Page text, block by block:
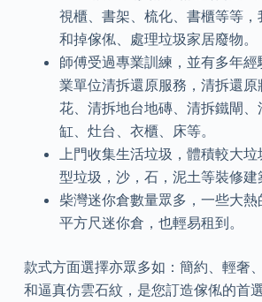
視櫃、書架、梳化、書櫃等等
和掉傢俬、處理垃圾家居廢物。
師傅受過專業訓練，並有多年
業單位清拆還原服務，清拆還
花、清拆地台地磚、清拆鐵閘
缸、灶台、衣櫃、床等。
上門收集生活垃圾，體積較大
型垃圾，沙，石，泥土等裝修建
柴灣迷你倉數量眾多，一些大
平方尺迷你倉，也輕易租到。
款式方面選擇亦眾多如：簡約、輕奢
和逼真仿雲石紋，是您訂造傢俬的首